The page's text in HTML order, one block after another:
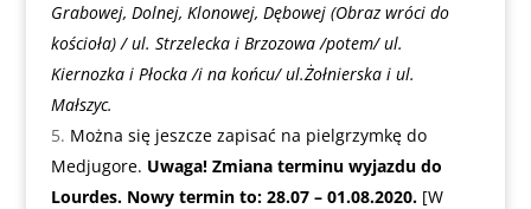
Grabowej, Dolnej, Klonowej, Dębowej (Obraz wróci do
kościoła) / ul. Strzelecka i Brzozowa /potem/ ul.
Kiernozka i Płocka /i na końcu/ ul.Żołnierska i ul.
Małszyc.
Można się jeszcze zapisać na pielgrzymkę do
Medjugore. Uwaga! Zmiana terminu wyjazdu do
Lourdes. Nowy termin to: 28.07 – 01.08.2020.[W